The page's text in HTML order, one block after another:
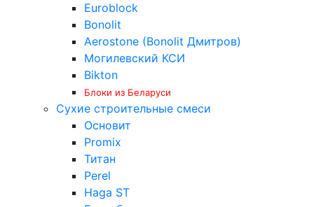
Euroblock
Bonolit
Aerostone (Bonolit Дмитров)
Могилевский КСИ
Bikton
Блоки из Беларуси
Сухие строительные смеси
Основит
Promix
Титан
Perel
Haga ST